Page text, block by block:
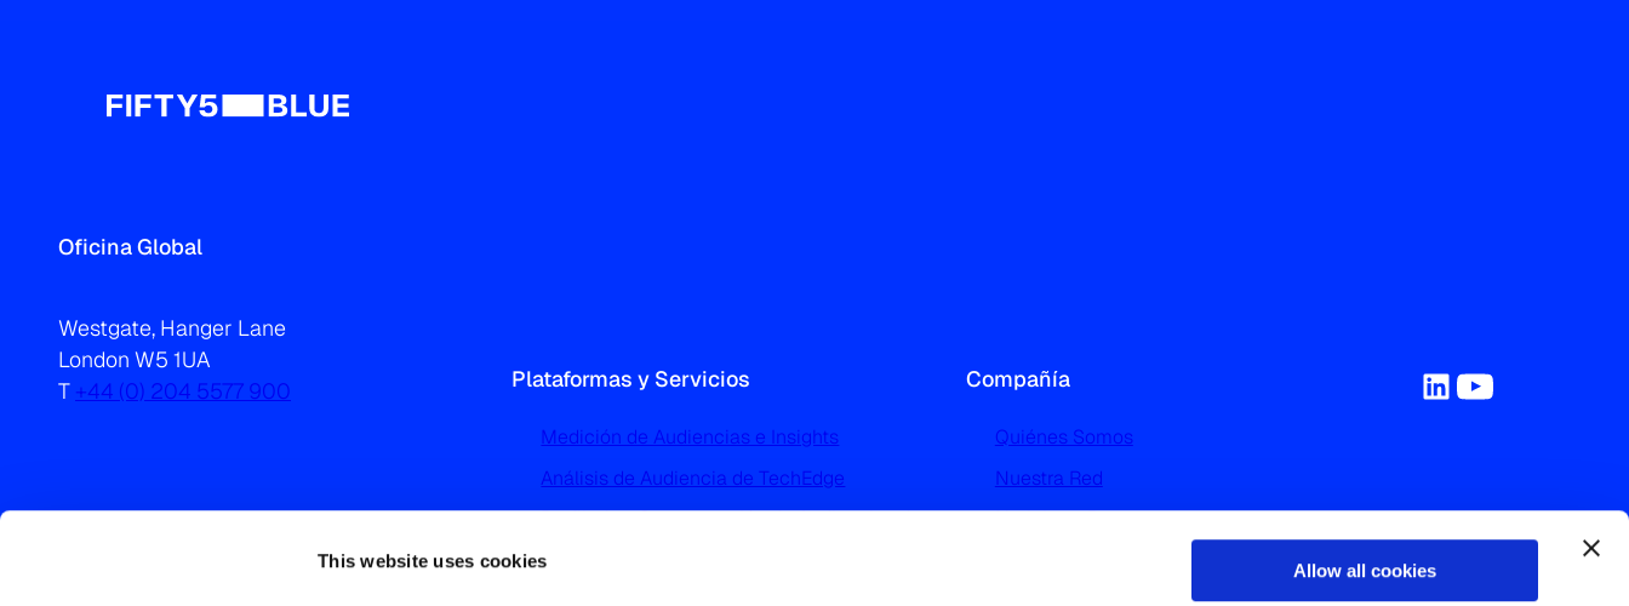
This website uses cookies Allow all cookies
Oficina Global
Westgate, Hanger Lane
London W5 1UA
T +44 (0) 204 5577 900 Plataformas y Servicios
Medición de Audiencias e Insights
Análisis de Audiencia de TechEdge
Perfilado y Segmentación de Audiencias de
Compañía
Quiénes Somos
Nuestra Red
Noticias y Recursos